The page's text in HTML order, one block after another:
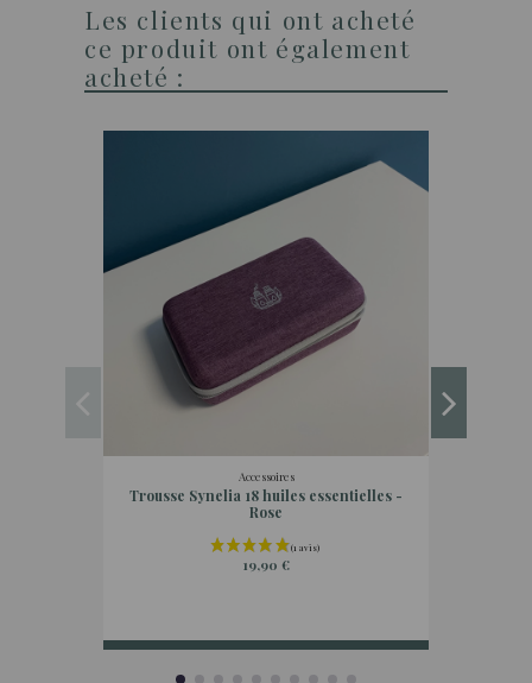
Les clients qui ont acheté
ce produit ont également
acheté :
Accessoires
Trousse Synelia 18 huiles essentielles -
Rose
19,90 €